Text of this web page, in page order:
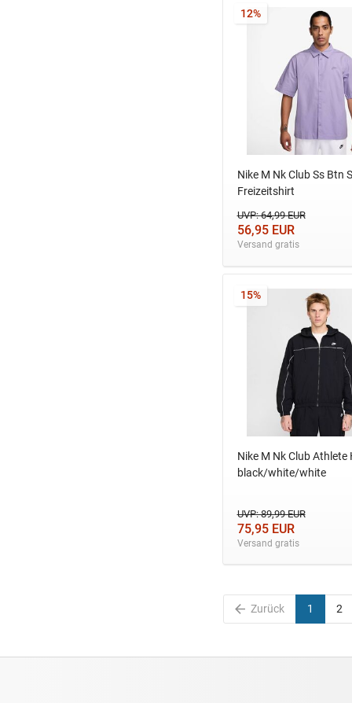
Nike M Nk Club Ss Btn
Freizeitshirt
UVP: 64,99 EUR
56,95 EUR
Versand gratis
12%
Nike M Nk Club Athlete
black/white/white
UVP: 89,99 EUR
75,95 EUR
Versand gratis
15%
Zurück 1 2